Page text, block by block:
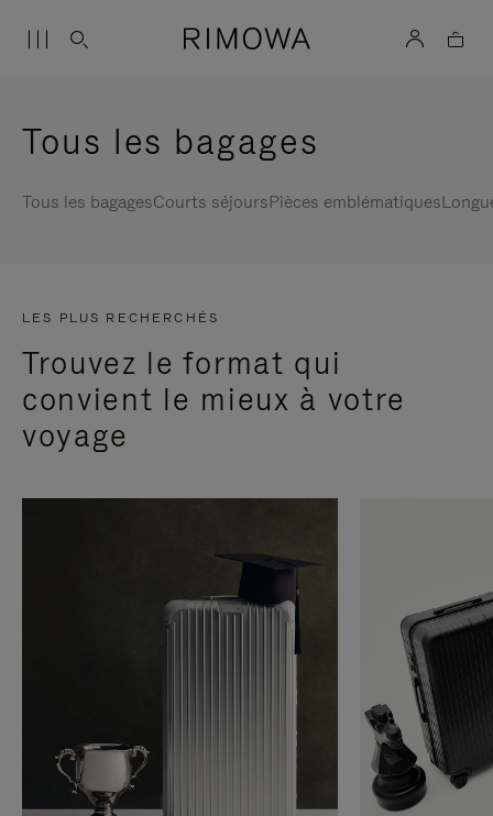
Tous les bagages
Tous les bagagesCourts séjoursPièces emblématiques
LES PLUS RECHERCHÉS
Trouvez le format qui
convient le mieux à votre
voyage